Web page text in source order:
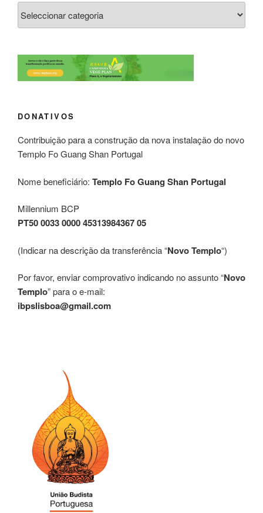
DONATIVOS
Contribuição para a construção da nova instalação do novo
Templo Fo Guang Shan Portugal
Nome beneficiário: Templo Fo Guang Shan Portugal
Millennium BCP
PT50 0033 0000 45313984367 05
(Indicar na descrição da transferência “Novo Templo“)
Por favor, enviar comprovativo indicando no assunto “Novo
Templo” para o e-mail:
ibpslisboa@gmail.com